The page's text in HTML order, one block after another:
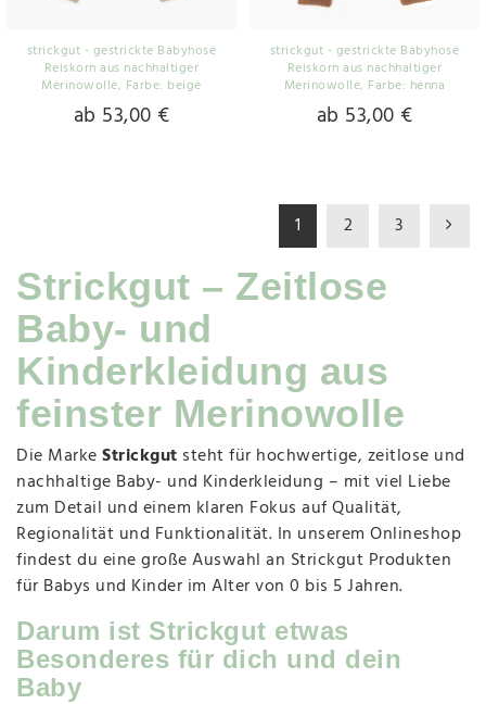
strickgut - gestrickte Babyhose
Reiskorn aus nachhaltiger
Merinowolle, Farbe: beige
ab 53,00 €
strickgut - gestrickte Babyhose
Reiskorn aus nachhaltiger
Merinowolle, Farbe: henna
ab 53,00 €
1 2 3
Strickgut – Zeitlose
Baby- und
Kinderkleidung aus
feinster Merinowolle
Die MarkeStrickgut steht für hochwertige, zeitlose und
nachhaltige Baby- und Kinderkleidung – mit viel Liebe
zum Detail und einem klaren Fokus auf Qualität,
Regionalität und Funktionalität. In unserem Onlineshop
findest du eine große Auswahl an Strickgut Produkten
für Babys und Kinder im Alter von 0 bis 5 Jahren.
Darum ist Strickgut etwas
Besonderes für dich und dein
Baby